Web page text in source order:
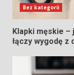
Bez kategorii
Klapki męskie
łączy wygodę z